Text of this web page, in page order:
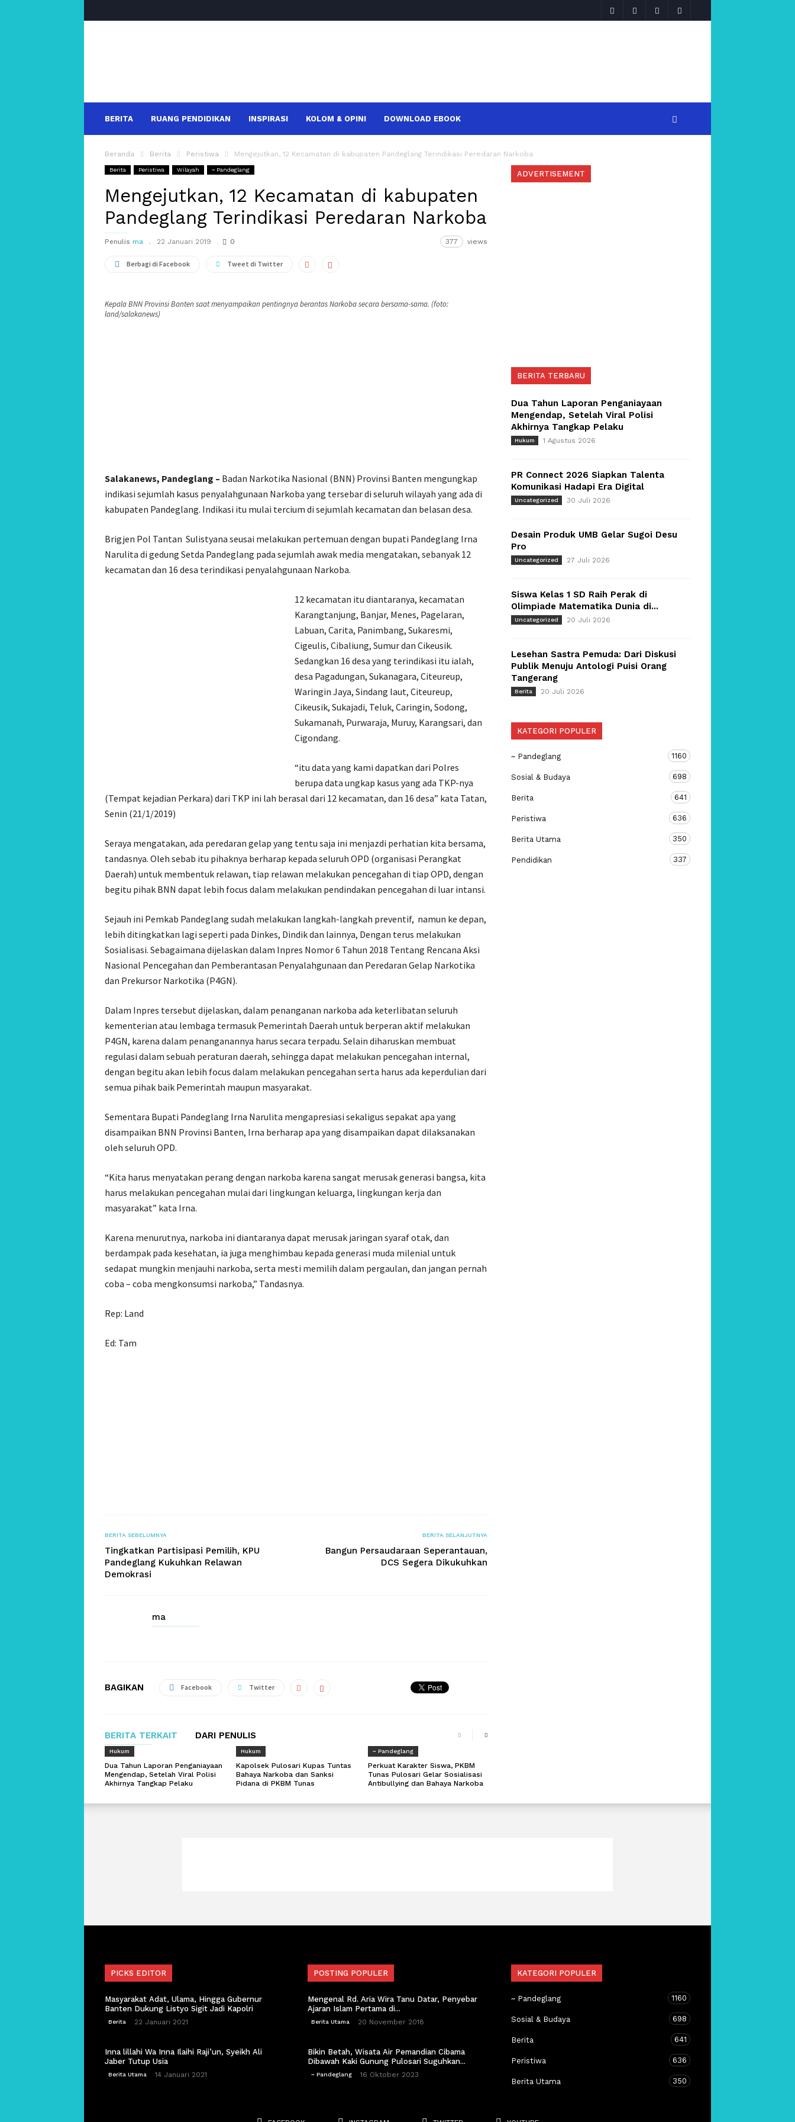
BERITA RUANG PENDIDIKAN INSPIRASI KOLOM & OPINI DOWNLOAD EBOOK
Beranda Berita Peristiwa Mengejutkan, 12 Kecamatan di kabupaten Pandeglang Terindikasi Peredaran Narkoba
Berita Peristiwa Wilayah ~ Pandeglang
Mengejutkan, 12 Kecamatan di kabupaten
Pandeglang Terindikasi Peredaran Narkoba
Penulis ma 22 Januari 2019 0 377 views
Berbagi di Facebook Tweet di Twitter
Kepala BNN Provinsi Banten saat menyampaikan pentingnya berantas Narkoba secara bersama-sama. (foto:
land/salakanews)
Salakanews, Pandeglang – Badan Narkotika Nasional (BNN) Provinsi Banten mengungkap
indikasi sejumlah kasus penyalahgunaan Narkoba yang tersebar di seluruh wilayah yang ada di
kabupaten Pandeglang. Indikasi itu mulai tercium di sejumlah kecamatan dan belasan desa.
Brigjen Pol Tantan Sulistyana seusai melakukan pertemuan dengan bupati Pandeglang Irna
Narulita di gedung Setda Pandeglang pada sejumlah awak media mengatakan, sebanyak 12
kecamatan dan 16 desa terindikasi penyalahgunaan Narkoba.
12 kecamatan itu diantaranya, kecamatan
Karangtanjung, Banjar, Menes, Pagelaran,
Labuan, Carita, Panimbang, Sukaresmi,
Cigeulis, Cibaliung, Sumur dan Cikeusik.
Sedangkan 16 desa yang terindikasi itu ialah,
desa Pagadungan, Sukanagara, Citeureup,
Waringin Jaya, Sindang laut, Citeureup,
Cikeusik, Sukajadi, Teluk, Caringin, Sodong,
Sukamanah, Purwaraja, Muruy, Karangsari, dan
Cigondang.
“itu data yang kami dapatkan dari Polres
berupa data ungkap kasus yang ada TKP-nya
(Tempat kejadian Perkara) dari TKP ini lah berasal dari 12 kecamatan, dan 16 desa” kata Tatan,
Senin (21/1/2019)
Seraya mengatakan, ada peredaran gelap yang tentu saja ini menjazdi perhatian kita bersama,
tandasnya. Oleh sebab itu pihaknya berharap kepada seluruh OPD (organisasi Perangkat
Daerah) untuk membentuk relawan, tiap relawan melakukan pencegahan di tiap OPD, dengan
begitu pihak BNN dapat lebih focus dalam melakukan pendindakan pencegahan di luar intansi.
Sejauh ini Pemkab Pandeglang sudah melakukan langkah-langkah preventif, namun ke depan,
lebih ditingkatkan lagi seperti pada Dinkes, Dindik dan lainnya, Dengan terus melakukan
Sosialisasi. Sebagaimana dijelaskan dalam Inpres Nomor 6 Tahun 2018 Tentang Rencana Aksi
Nasional Pencegahan dan Pemberantasan Penyalahgunaan dan Peredaran Gelap Narkotika
dan Prekursor Narkotika (P4GN).
Dalam Inpres tersebut dijelaskan, dalam penanganan narkoba ada keterlibatan seluruh
kementerian atau lembaga termasuk Pemerintah Daerah untuk berperan aktif melakukan
P4GN, karena dalam penanganannya harus secara terpadu. Selain diharuskan membuat
regulasi dalam sebuah peraturan daerah, sehingga dapat melakukan pencegahan internal,
dengan begitu akan lebih focus dalam melakukan pencegahan serta harus ada keperdulian dari
semua pihak baik Pemerintah maupun masyarakat.
Sementara Bupati Pandeglang Irna Narulita mengapresiasi sekaligus sepakat apa yang
disampaikan BNN Provinsi Banten, Irna berharap apa yang disampaikan dapat dilaksanakan
oleh seluruh OPD.
“Kita harus menyatakan perang dengan narkoba karena sangat merusak generasi bangsa, kita
harus melakukan pencegahan mulai dari lingkungan keluarga, lingkungan kerja dan
masyarakat” kata Irna.
Karena menurutnya, narkoba ini diantaranya dapat merusak jaringan syaraf otak, dan
berdampak pada kesehatan, ia juga menghimbau kepada generasi muda milenial untuk
sedapat mungkin menjauhi narkoba, serta mesti memilih dalam pergaulan, dan jangan pernah
coba – coba mengkonsumsi narkoba,” Tandasnya.
Rep: Land
Ed: Tam
BERITA SEBELUMNYA
Tingkatkan Partisipasi Pemilih, KPU
Pandeglang Kukuhkan Relawan
Demokrasi
BERITA SELANJUTNYA
Bangun Persaudaraan Seperantauan,
DCS Segera Dikukuhkan
ma
BAGIKAN Facebook Twitter
BERITA TERKAIT DARI PENULIS
Hukum
Dua Tahun Laporan Penganiayaan
Mengendap, Setelah Viral Polisi
Akhirnya Tangkap Pelaku
Hukum
Kapolsek Pulosari Kupas Tuntas
Bahaya Narkoba dan Sanksi
Pidana di PKBM Tunas
~ Pandeglang
Perkuat Karakter Siswa, PKBM
Tunas Pulosari Gelar Sosialisasi
Antibullying dan Bahaya Narkoba
ADVERTISEMENT
BERITA TERBARU
Dua Tahun Laporan Penganiayaan
Mengendap, Setelah Viral Polisi
Akhirnya Tangkap Pelaku
Hukum 1 Agustus 2026
PR Connect 2026 Siapkan Talenta
Komunikasi Hadapi Era Digital
Uncategorized 30 Juli 2026
Desain Produk UMB Gelar Sugoi Desu
Pro
Uncategorized 27 Juli 2026
Siswa Kelas 1 SD Raih Perak di
Olimpiade Matematika Dunia di...
Uncategorized 20 Juli 2026
Lesehan Sastra Pemuda: Dari Diskusi
Publik Menuju Antologi Puisi Orang
Tangerang
Berita 20 Juli 2026
KATEGORI POPULER
~ Pandeglang 1160
Sosial & Budaya 698
Berita 641
Peristiwa 636
Berita Utama 350
Pendidikan 337
PICKS EDITOR
Masyarakat Adat, Ulama, Hingga Gubernur
Banten Dukung Listyo Sigit Jadi Kapolri
Berita 22 Januari 2021
Inna lillahi Wa Inna Ilaihi Raji’un, Syeikh Ali
Jaber Tutup Usia
Berita Utama 14 Januari 2021
POSTING POPULER
Mengenal Rd. Aria Wira Tanu Datar, Penyebar
Ajaran Islam Pertama di...
Berita Utama 20 November 2018
Bikin Betah, Wisata Air Pemandian Cibama
Dibawah Kaki Gunung Pulosari Suguhkan...
~ Pandeglang 16 Oktober 2023
KATEGORI POPULER
~ Pandeglang 1160
Sosial & Budaya 698
Berita 641
Peristiwa 636
Berita Utama 350